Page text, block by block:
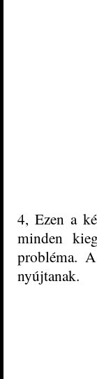
4, Ezen a
minden
probléma.
nyújtanak.